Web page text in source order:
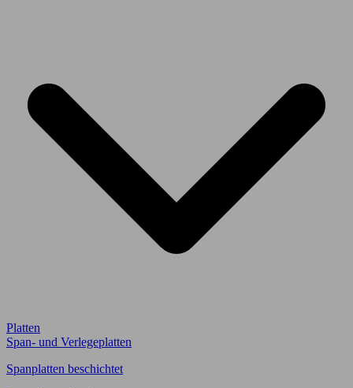
Platten
Span- und Verlegeplatten
Spanplatten beschichtet